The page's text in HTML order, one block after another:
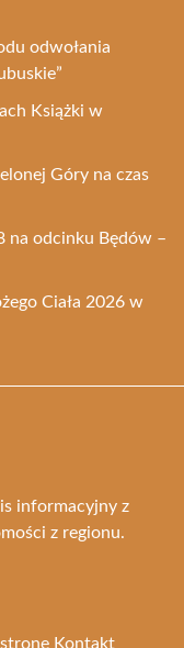
odwołania
Książki w
Góry na czas
na odcinku Będów –
Ciała 2026 w
informacyjny z
z regionu.
Kontakt